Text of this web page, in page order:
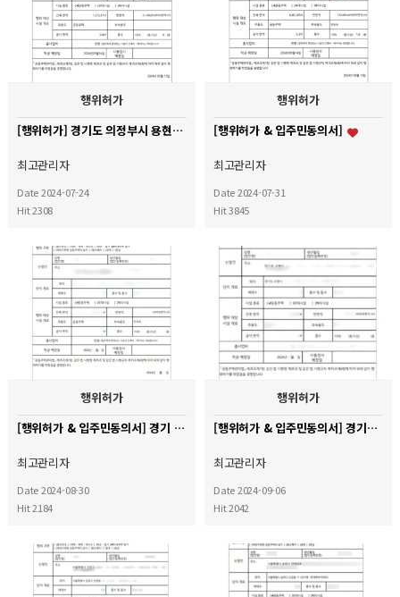
행위허가
[행위허가] 경기도 의정부시 용현동 현대 1차 아파트
최고관리자
Date 2024-07-24
Hit 2308
행위허가
[행위허가 & 입주민동의서]
최고관리자
Date 2024-07-31
Hit 3845
행위허가
[행위허가 & 입주민동의서] 경기 용인시 수지구 신봉마을LG자이 아파트
최고관리자
Date 2024-08-30
Hit 2184
행위허가
[행위허가 & 입주민동의서] 경기도 수원시 권선구 금곡동 LG빌리지 아파트
최고관리자
Date 2024-09-06
Hit 2042